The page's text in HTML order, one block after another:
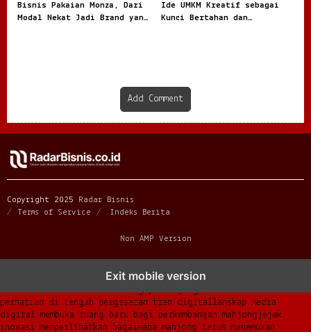
Bisnis Pakaian Monza, Dari
Modal Nekat Jadi Brand yang
Ide UMKM Kreatif sebagai
Kunci Bertahan dan
Add Comment
Copyright 2025 Radar Bisnis
Terms of Service
Indeks Berita
Non AMP Version
Exit mobile version
dari komunitas hingga platform mahjong membangun
perhatian di tengah pergeseran tren digitallanskap media
digital membuka ruang baru bagi perkembangan mahjongjejak
inovasi memperlihatkan bagaimana mahjong terus menemukan